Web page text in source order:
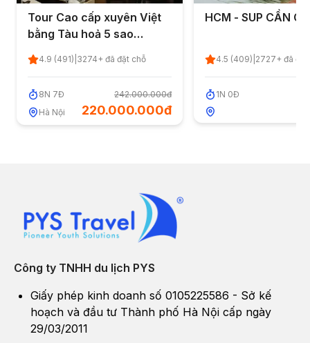
Tour Cao cấp xuyên Việt
bằng Tàu hoả 5 sao
ngày 7 đêm từ Hà Nội:
Huế - Hội An - Nha Trang -
Mũi Né - TP.HCM
4.9 (491) 3274+ đã đặt chỗ
8N 7Đ
Hà Nội
242.000.000đ
220.000.000đ
HCM - SUP CẦN
4.5 (409) 2727+ đã
1N 0Đ
Công ty TNHH du lịch PYS
Giấy phép kinh doanh số 0105225586 - Sở kế
hoạch và đầu tư Thành phố Hà Nội cấp ngày
29/03/2011